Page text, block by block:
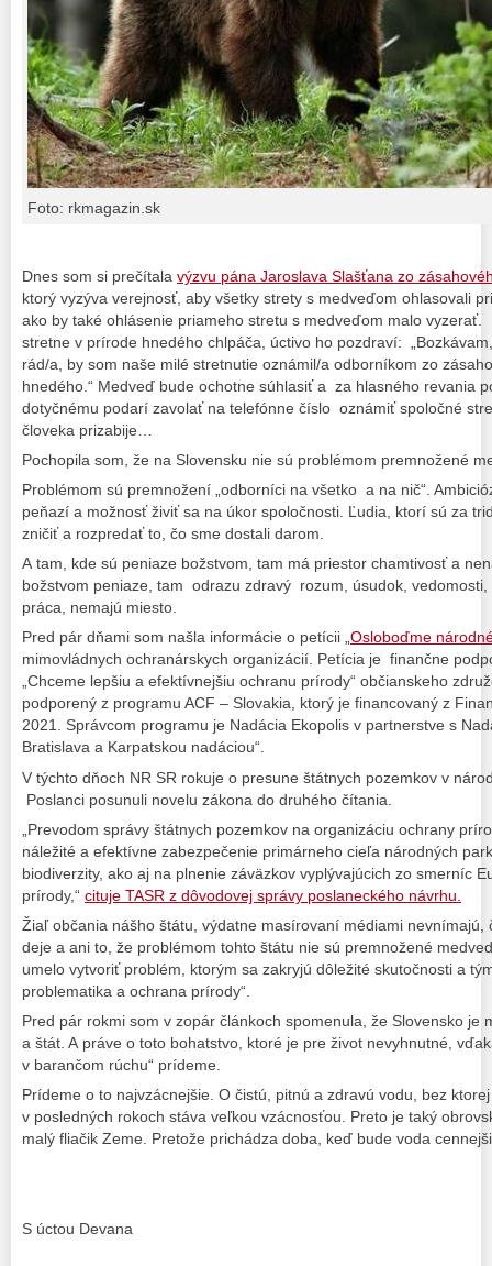
Foto: rkmagazin.sk
Dnes som si prečítala výzvu pána Jaroslava Slašťana zo
ktorý vyzýva verejnosť, aby všetky strety s medveďom ohlasovali
ako by také ohlásenie priameho stretu s medveďom malo vyzerať.
stretne v prírode hnedého chlpáča, úctivo ho pozdraví:
rád/a, by som naše milé stretnutie oznámil/a odborníkom zo
hnedého.“ Medveď bude ochotne súhlasiť a za hlasného revania
dotyčnému podarí zavolať na telefónne číslo oznámiť spoločné
človeka prizabije…
Pochopila som, že na Slovensku nie sú problémom premnožené
Problémom sú premnožení „odborníci na všetko a na nič“.
peňazí a možnosť živiť sa na úkor spoločnosti. Ľudia, ktorí sú za
zničiť a rozpredať to, čo sme dostali darom.
A tam, kde sú peniaze božstvom, tam má priestor chamtivosť a
božstvom peniaze, tam odrazu zdravý rozum, úsudok,
práca, nemajú miesto.
Pred pár dňami som našla informácie o petícii „Osloboďme
mimovládnych ochranárskych organizácií. Petícia je finančne
„Chceme lepšiu a efektívnejšiu ochranu prírody“ občianskeho
podporený z programu ACF – Slovakia, ktorý je financovaný z
2021. Správcom programu je Nadácia Ekopolis v partnerstve s
Bratislava a Karpatskou nadáciou“.
V týchto dňoch NR SR rokuje o presune štátnych pozemkov v
Poslanci posunuli novelu zákona do druhého čítania.
„Prevodom správy štátnych pozemkov na organizáciu ochrany
náležité a efektívne zabezpečenie primárneho cieľa národných
biodiverzity, ako aj na plnenie záväzkov vyplývajúcich zo smerníc
prírody,“ cituje TASR z dôvodovej správy poslaneckého návrhu.
Žiaľ občania nášho štátu, výdatne masírovaní médiami nevnímajú,
deje a ani to, že problémom tohto štátu nie sú premnožené
umelo vytvoriť problém, ktorým sa zakryjú dôležité skutočnosti a
problematika a ochrana prírody“.
Pred pár rokmi som v zopár článkoch spomenula, že Slovensko je
a štát. A práve o toto bohatstvo, ktoré je pre život nevyhnutné,
v barančom rúchu“ prídeme.
Prídeme o to najvzácnejšie. O čistú, pitnú a zdravú vodu, bez
v posledných rokoch stáva veľkou vzácnosťou. Preto je taký
malý fliačik Zeme. Pretože prichádza doba, keď bude voda
S úctou Devana